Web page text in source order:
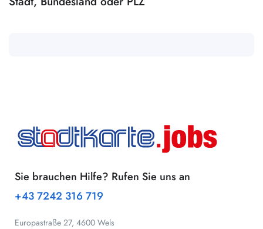
Sie brauchen Hilfe? Rufen Sie uns an
+43 7242 316 719
Europastraße 27, 4600 Wels